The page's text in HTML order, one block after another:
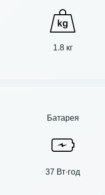
1.8 кг
Батарея
37 Вт·год